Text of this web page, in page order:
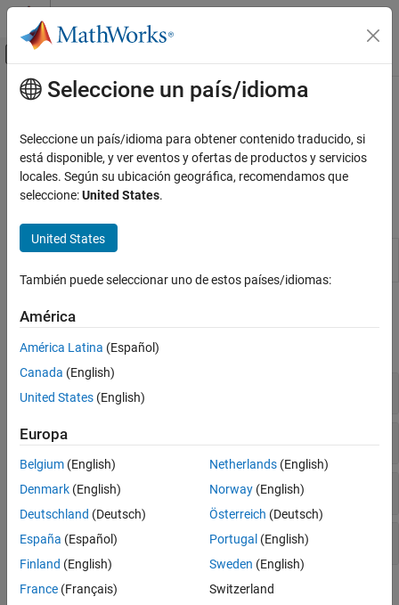
Saltar al contenido
Mostrar/ocultar menú de navegación
Inicio de Documentación
WLAN Toolbox
Signal Transmission
802.11bn (Wi-Fi 8)
802.11az
802.11ax (Wi-Fi 6)
802.11ah
802.11ad
Contenido principal
802.11be (Wi-Fi 7)
Transmit 802.11be™ (EHT) signals
Model EHT-related signal transmission functionality.
WLAN Waveform
Functions
expand all
MAC Frame Configuration and Generation
PHY Configuration
Waveform Generation
Bit-Level Processing
Topics
Seleccione un país/idioma
Seleccione un país/idioma para obtener contenido traducido, si
está disponible, y ver eventos y ofertas de productos y servicios
locales. Según su ubicación geográfica, recomendamos que
seleccione:United States.
United States
También puede seleccionar uno de estos países/idiomas:
América
América Latina (Español)
Canada (English)
United States (English)
Europa
Belgium (English)
Denmark (English)
Deutschland (Deutsch)
España (Español)
Finland (English)
France (Français)
Netherlands(English)
Norway(English)
Österreich (Deutsch)
Portugal (English)
Sweden (English)
Switzerland